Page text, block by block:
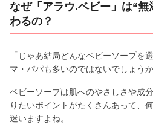
なぜ「アラウ.ベビー」は“
わるの？
「じゃあ結局どんなベビーソープを
マ・パパも多いのではないでしょう
ベビーソープは肌へのやさしさや成
りたいポイントがたくさんあって、
迷いますよね。